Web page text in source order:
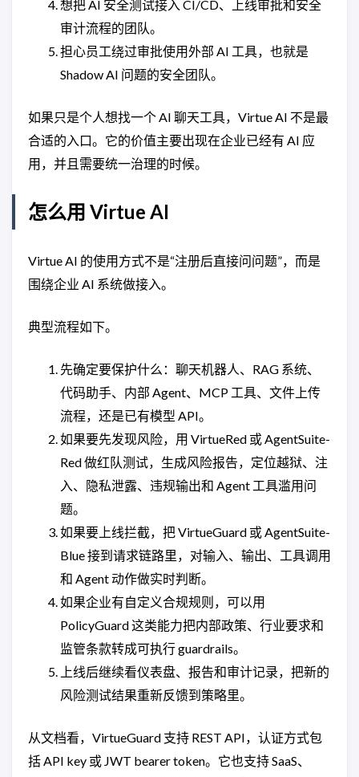
想把 AI 安全测试接入 CI/CD、上线审批和安全
审计流程的团队。
担心员工绕过审批使用外部 AI 工具，也就是
Shadow AI 问题的安全团队。
如果只是个人想找一个 AI 聊天工具，Virtue AI 不是最
合适的入口。它的价值主要出现在企业已经有 AI 应
用，并且需要统一治理的时候。
怎么用 Virtue AI
Virtue AI 的使用方式不是“注册后直接问问题”，而是
围绕企业 AI 系统做接入。
典型流程如下。
先确定要保护什么：聊天机器人、RAG 系统、
代码助手、内部 Agent、MCP 工具、文件上传
流程，还是已有模型 API。
如果要先发现风险，用 VirtueRed 或 AgentSuite-
Red 做红队测试，生成风险报告，定位越狱、注
入、隐私泄露、违规输出和 Agent 工具滥用问
题。
如果要上线拦截，把 VirtueGuard 或 AgentSuite-
Blue 接到请求链路里，对输入、输出、工具调用
和 Agent 动作做实时判断。
如果企业有自定义合规规则，可以用
PolicyGuard 这类能力把内部政策、行业要求和
监管条款转成可执行 guardrails。
上线后继续看仪表盘、报告和审计记录，把新的
风险测试结果重新反馈到策略里。
从文档看，VirtueGuard 支持 REST API，认证方式包
括 API key 或 JWT bearer token。它也支持 SaaS、